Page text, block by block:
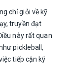
chỉ giỏi về kỹ
truyền đạt
này rất quan
pickleball,
tiếp cận kỹ